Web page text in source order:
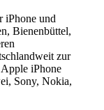
iPhone und
Bienenbüttel,
zur
iPhone
Sony, Nokia,